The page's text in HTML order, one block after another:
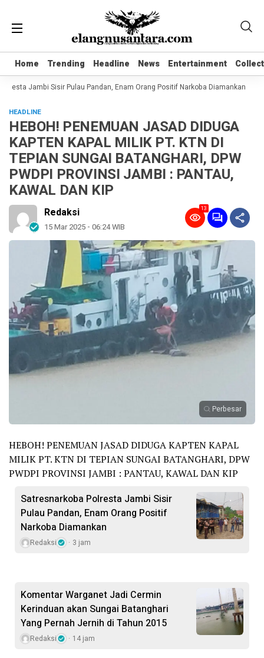
Home Trending Headline News Entertainment
Home Trending Headline News Entertainment
Jambi Sisir Pulau Pandan, Enam Orang Positif Narkoba Diamankan
HEADLINE
HEBOH! PENEMUAN JASAD DIDUGA
KAPTEN KAPAL MILIK PT. KTN DI
TEPIAN SUNGAI BATANGHARI, DPW
PWDPI PROVINSI JAMBI : PANTAU,
KAWAL DAN KIP
Redaksi
15 Mar 2025 - 06:24 WIB
13
Perbesar
HEBOH! PENEMUAN JASAD DIDUGA KAPTEN KAPAL
MILIK PT. KTN DI TEPIAN SUNGAI BATANGHARI, DPW
PWDPI PROVINSI JAMBI : PANTAU, KAWAL DAN KIP
Satresnarkoba Polresta Jambi Sisir
Pulau Pandan, Enam Orang Positif
Narkoba Diamankan
Redaksi 3 jam
Komentar Warganet Jadi Cermin
Kerinduan akan Sungai Batanghari
Yang Pernah Jernih di Tahun 2015
Redaksi 14 jam